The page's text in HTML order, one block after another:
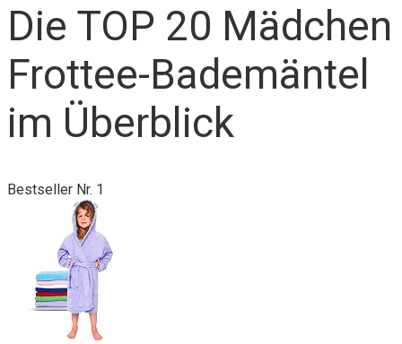
Die TOP 20 Mädchen
Frottee-Bademäntel
im Überblick
Bestseller Nr. 1